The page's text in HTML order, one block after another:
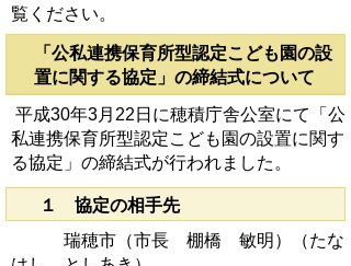
覧ください。
「公私連携保育所型認定こども園の設
置に関する協定」の締結式について
平成30年3月22日に穂積庁舎公室にて「公
私連携保育所型認定こども園の設置に関す
る協定」の締結式が行われました。
１ 協定の相手先
瑞穂市（市長 棚橋 敏明）（たな